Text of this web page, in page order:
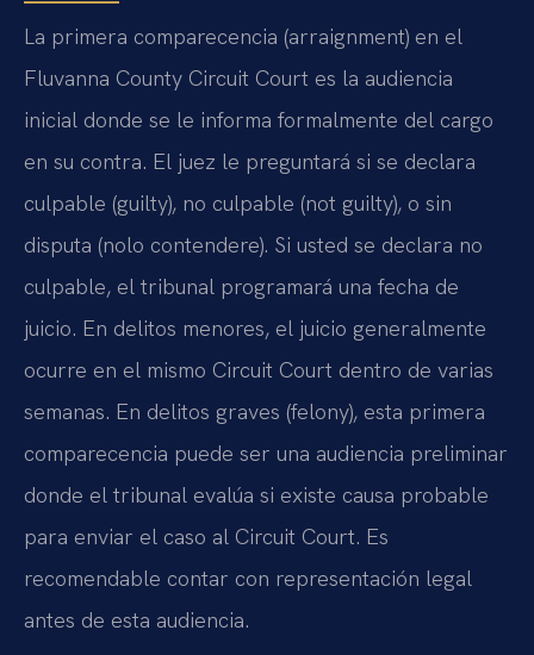
La primera comparecencia (arraignment) en el
Fluvanna County Circuit Court es la audiencia
inicial donde se le informa formalmente del cargo
en su contra. El juez le preguntará si se declara
culpable (guilty), no culpable (not guilty), o sin
disputa (nolo contendere). Si usted se declara no
culpable, el tribunal programará una fecha de
juicio. En delitos menores, el juicio generalmente
ocurre en el mismo Circuit Court dentro de varias
semanas. En delitos graves (felony), esta primera
comparecencia puede ser una audiencia preliminar
donde el tribunal evalúa si existe causa probable
para enviar el caso al Circuit Court. Es
recomendable contar con representación legal
antes de esta audiencia.